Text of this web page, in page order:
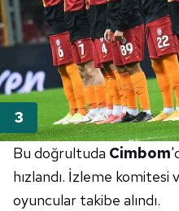
Bu doğrultuda Cimbom
hızlandı. İzleme
oyuncular takibe alındı.